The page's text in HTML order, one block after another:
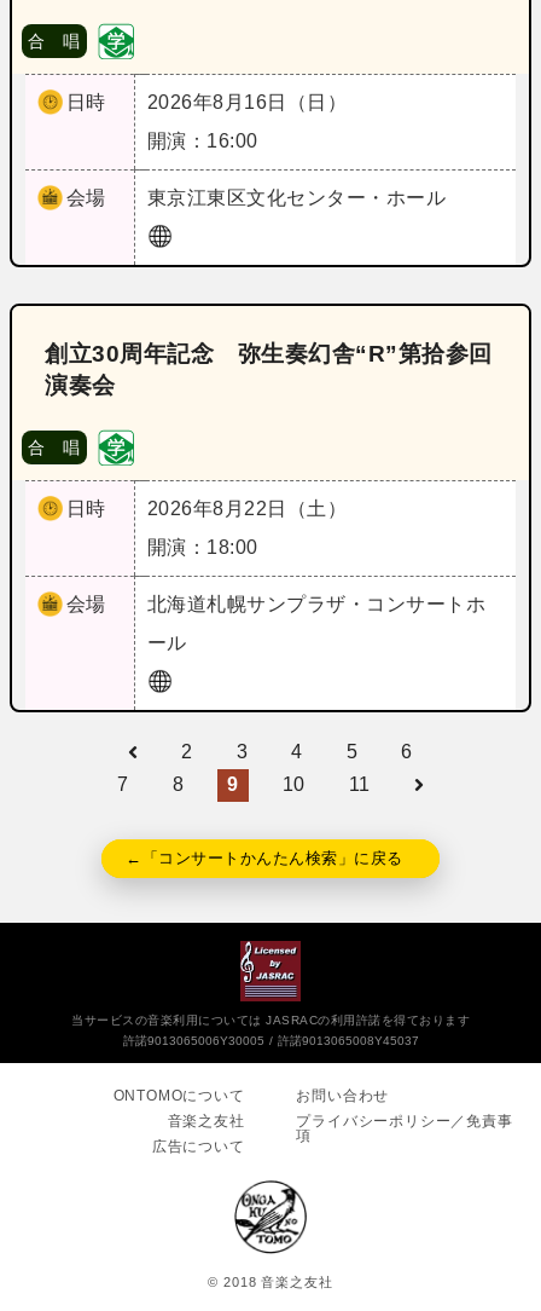
合 唱
日時
2026年8月16日（日）
開演：16:00
会場 東京江東区文化センター・ホール
創立30周年記念 弥生奏幻舎“R”第拾参回
演奏会
合 唱
日時
2026年8月22日（土）
開演：18:00
会場 北海道札幌サンプラザ・コンサートホ
ール
2 3 4 5
6
7
8 9 10 11
←「コンサートかんたん検索」に戻る
当サービスの音楽利用については JASRACの利用許諾を得ております
許諾9013065006Y30005
許諾9013065008Y45037
ONTOMOについて
音楽之友社
広告について
お問い合わせ
プライバシーポリシー／免責事
項
© 2018 音楽之友社